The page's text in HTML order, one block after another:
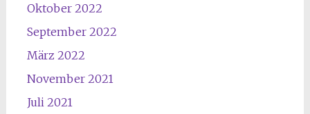
Oktober 2022
September 2022
März 2022
November 2021
Juli 2021